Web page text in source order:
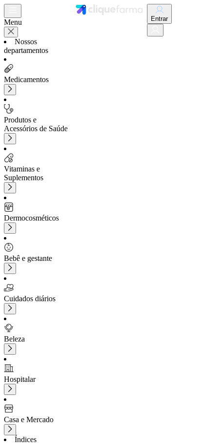
Menu
Nossos
departamentos
Medicamentos
Produtos e
Acessórios de Saúde
Vitaminas e
Suplementos
Dermocosméticos
Bebê e gestante
Cuidados diários
Beleza
Hospitalar
Casa e Mercado
Índices
Entrar